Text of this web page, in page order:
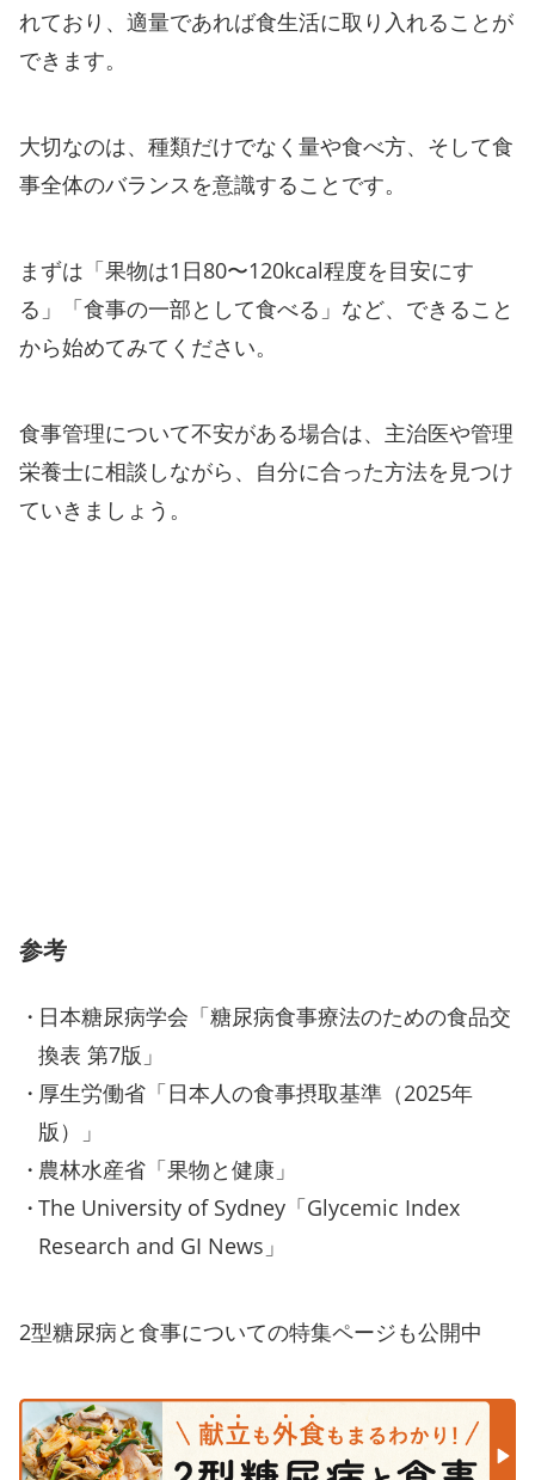
れており、適量であれば食生活に取り入れることが
できます。
大切なのは、種類だけでなく量や食べ方、そして食
事全体のバランスを意識することです。
まずは「果物は1日80〜120kcal程度を目安にす
る」「食事の一部として食べる」など、できること
から始めてみてください。
食事管理について不安がある場合は、主治医や管理
栄養士に相談しながら、自分に合った方法を見つけ
ていきましょう。
参考
日本糖尿病学会「糖尿病食事療法のための食品交
換表 第7版」
厚生労働省「日本人の食事摂取基準（2025年
版）」
農林水産省「果物と健康」
The University of Sydney「Glycemic Index
Research and GI News」
2型糖尿病と食事についての特集ページも公開中